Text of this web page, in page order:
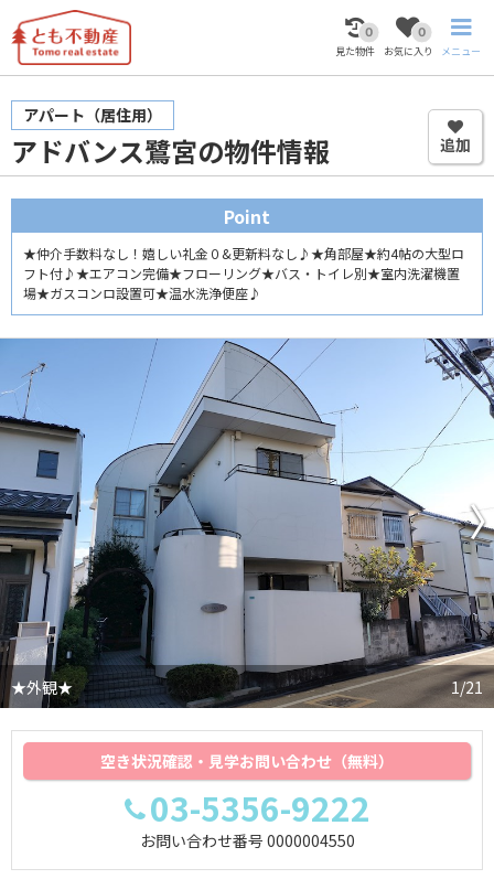
0
見た物件
0
お気に入り
メニュー
アパート （居住用）
アドバンス鷺宮の物件情報 追加
Point
★仲介手数料なし！嬉しい礼金０&更新料なし♪★角部屋★約4帖の大型ロ
フト付♪★エアコン完備★フローリング★バス・トイレ別★室内洗濯機置
場★ガスコンロ設置可★温水洗浄便座♪
★外観★ 1/21
空き状況確認・見学お問い合わせ（無料）
03-5356-9222
お問い合わせ番号 0000004550